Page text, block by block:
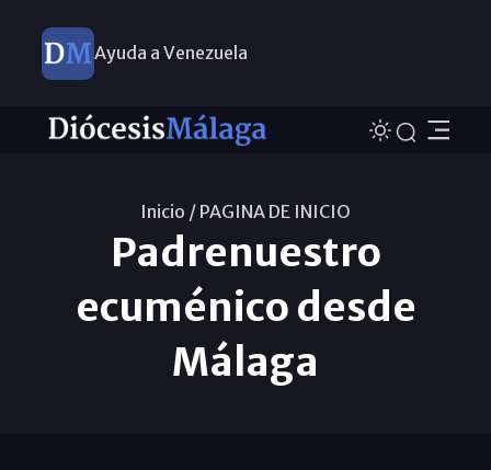
Ayuda a Venezuela
Inicio / PAGINA DE INICIO
Padrenuestro
ecuménico desde
Málaga